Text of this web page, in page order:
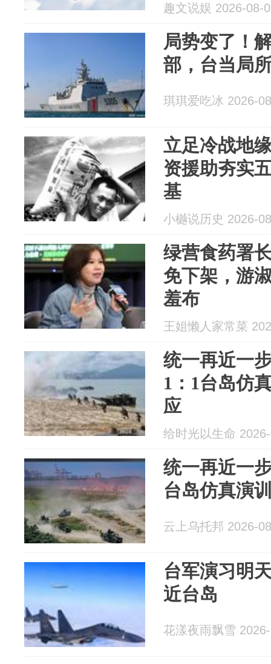
趣文说娱 2026-08-
局势变了！
部，台当局
琪琪爱吃冰 2026-
立足冷战地
资援助夯实
基
小樾说历史 2026-
绿营食药署
免下架，游
羞布
王姐懒人家常菜
统一再近一
1：1台岛仿
应
给时光以生命
统一再近一
台岛仿真演
云上乌托邦 2026-
台军演习明
近台岛
花漾夜雨飘雪